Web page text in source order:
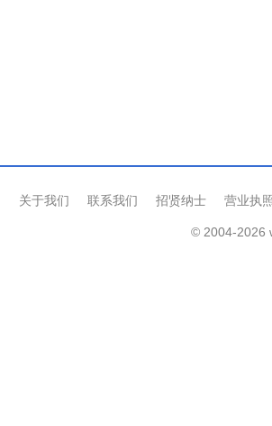
关于我们 联系我们 招贤纳士 营业执
© 2004-2026